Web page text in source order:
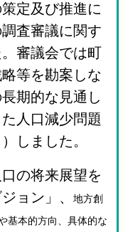
定及び推進に
査審議に関す
審議会では町
等を勘案しな
期的な見通し
人口減少問題
しました。
の将来展望を
ョン」、
地方創
基本的方向、具体的な